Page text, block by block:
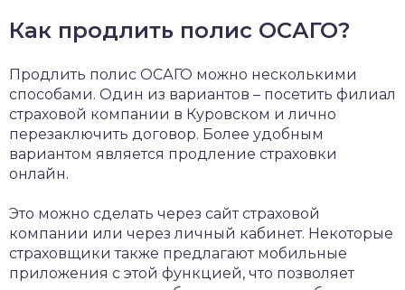
Как продлить полис ОСАГО?
Продлить полис ОСАГО можно несколькими
способами. Один из вариантов – посетить филиал
страховой компании в Куровском и лично
перезаключить договор. Более удобным
вариантом является продление страховки
онлайн.
Это можно сделать через сайт страховой
компании или через личный кабинет. Некоторые
страховщики также предлагают мобильные
приложения с этой функцией, что позволяет